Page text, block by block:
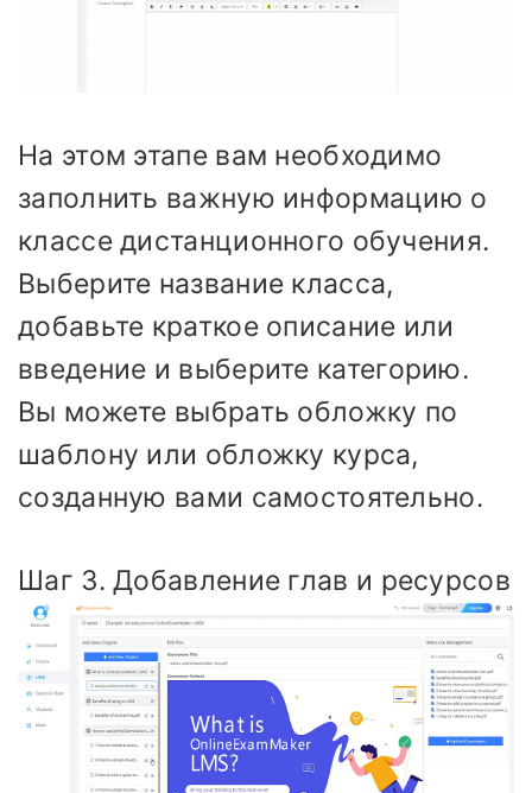
На этом этапе вам необходимо
заполнить важную информацию о
классе дистанционного обучения.
Выберите название класса,
добавьте краткое описание или
введение и выберите категорию.
Вы можете выбрать обложку по
шаблону или обложку курса,
созданную вами самостоятельно.
Шаг 3. Добавление глав и ресурсов